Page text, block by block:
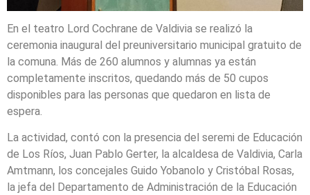
En el teatro Lord Cochrane de Valdivia se realizó la
ceremonia inaugural del preuniversitario municipal gratuito de
la comuna. Más de 260 alumnos y alumnas ya están
completamente inscritos, quedando más de 50 cupos
disponibles para las personas que quedaron en lista de
espera.
La actividad, contó con la presencia del seremi de Educación
de Los Ríos, Juan Pablo Gerter, la alcaldesa de Valdivia, Carla
Amtmann, los concejales Guido Yobanolo y Cristóbal Rosas,
la jefa del Departamento de Administración de la Educación